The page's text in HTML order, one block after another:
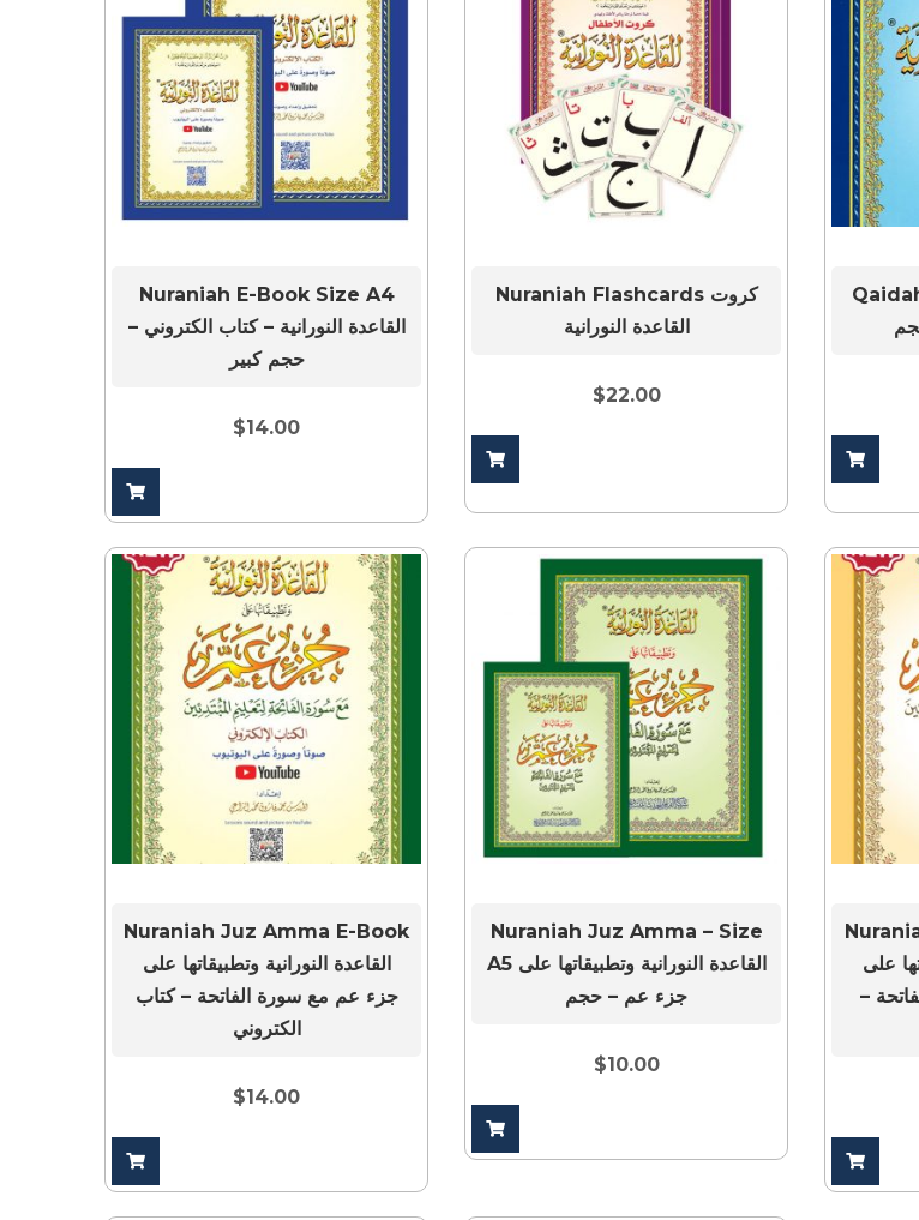
Nuraniah E-Book Size A4
القاعدة النورانية – كتاب الكتروني –
حجم كبير
$14.00
Nuraniah Flashcards كروت
القاعدة النورانية
$22.00
Nuraniah Juz Amma E-Book
القاعدة النورانية وتطبيقاتها على
جزء عم مع سورة الفاتحة – كتاب
الكتروني
$14.00
Nuraniah Juz Amma – Size
A5 القاعدة النورانية وتطبيقاتها على
جزء عم – حجم
$10.00
على
–